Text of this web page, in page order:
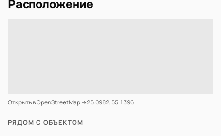
Расположение
Открыть в OpenStreetMap →25.0982, 55.1396
РЯДОМ С ОБЪЕКТОМ